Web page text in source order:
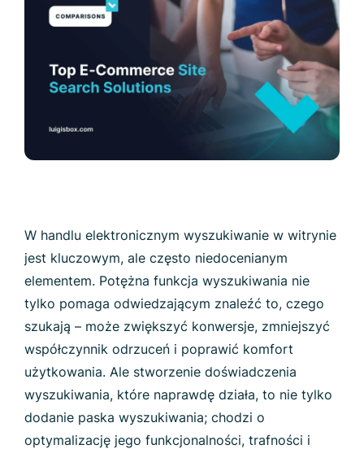
W handlu elektronicznym wyszukiwanie w witrynie
jest kluczowym, ale często niedocenianym
elementem. Potężna funkcja wyszukiwania nie
tylko pomaga odwiedzającym znaleźć to, czego
szukają – może zwiększyć konwersje, zmniejszyć
współczynnik odrzuceń i poprawić komfort
użytkowania. Ale stworzenie doświadczenia
wyszukiwania, które naprawdę działa, to nie tylko
dodanie paska wyszukiwania; chodzi o
optymalizację jego funkcjonalności, trafności i